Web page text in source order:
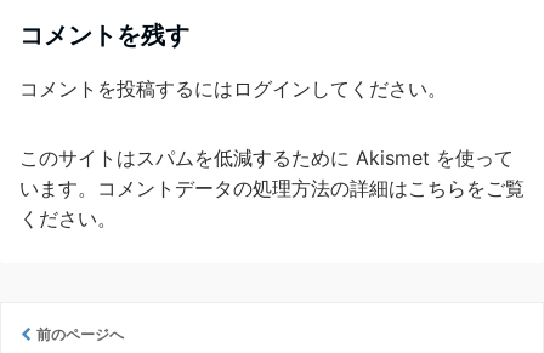
コメントを残す
コメントを投稿するには ログイン してください。
このサイトはスパムを低減するために Akismet を使って
います。 コメントデータの処理方法の詳細はこちらをご覧
ください。
前のページへ